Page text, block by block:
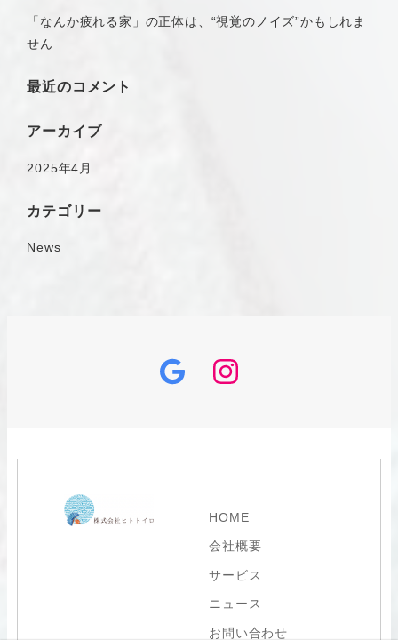
「なんか疲れる家」の正体は、“視覚のノイズ”かもしれま
せん
最近のコメント
アーカイブ
2025年4月
カテゴリー
News
グ
グ
イ
ス
HOME
会社概要
サービス
ニュース
お問い合わせ